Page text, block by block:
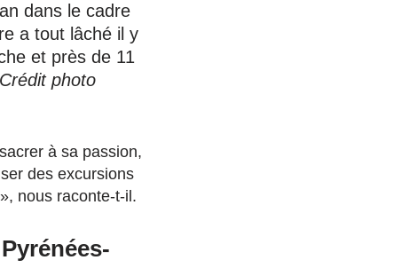
dans le cadre
a tout lâché il y
et près de 11
Crédit photo
à sa passion,
des excursions
nous raconte-t-il.